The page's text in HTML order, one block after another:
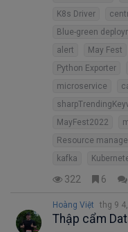
K8s Driver
Blue-green
alert
May Fest
Python Exporter
microservice
MayFest2022
Resource
kafka
322 6
Hoàng Việt thg 9
Thập cẩm